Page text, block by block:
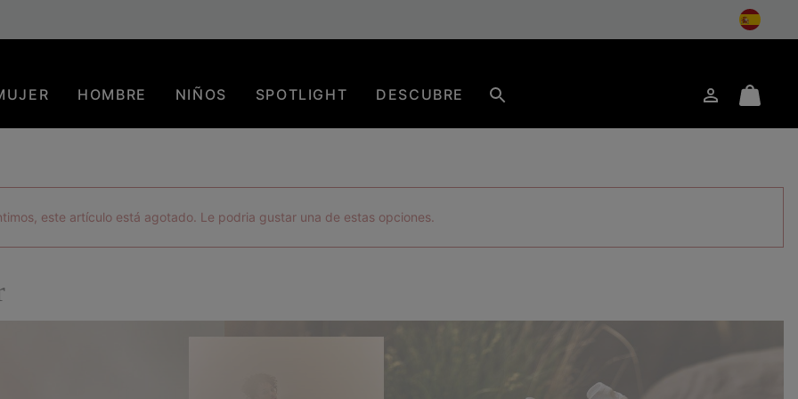
HOMBRE NIÑOS SPOTLIGHT DESCUBRE
Iniciar
Mini
este artículo está agotado. Le podria gustar una de estas opciones.